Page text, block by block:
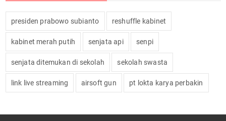
presiden prabowo subianto reshuffle kabinet
kabinet merah putih senjata api senpi
senjata ditemukan di sekolah sekolah swasta
link live streaming airsoft gun pt lokta karya perbakin